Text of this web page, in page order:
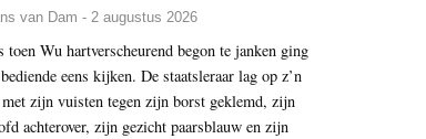
van Dam - 2 augustus 2026
toen Wu hartverscheurend begon te janken ging
eens kijken. De staatsleraar lag op z’n
zijn vuisten tegen zijn borst geklemd, zijn
achterover, zijn gezicht paarsblauw en zijn